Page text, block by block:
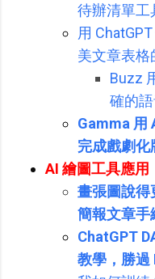
待辦清單工
用
美文章表格
Buzz
確的
Gamma 用
完成戲劇化
AI 繪圖工具應用
畫張圖說得
簡報文章手
ChatGPT
教學，勝